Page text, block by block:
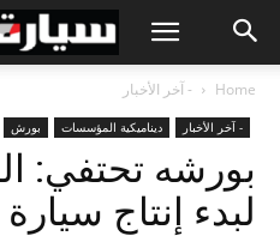
Home - آخر الأخبار
- آخر الأخبار ديناميكية المؤسسات بورش
بورشه تحتفي:
لبدء إنتاج